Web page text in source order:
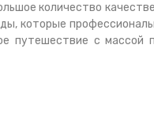
количество
которые
путешествие с массой